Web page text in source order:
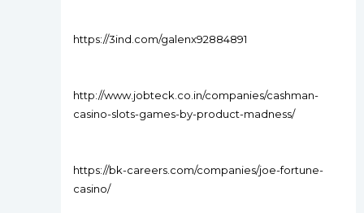
https://3ind.com/galenx92884891
http://www.jobteck.co.in/companies/cashman-
casino-slots-games-by-product-madness/
https://bk-careers.com/companies/joe-fortune-
casino/